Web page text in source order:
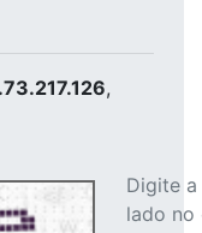
,
Digite
lado no